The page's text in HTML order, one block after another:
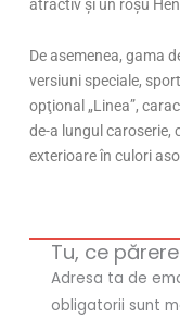
atractiv şi un roşu
De asemenea, gama
versiuni speciale,
opţional „Linea”,
de-a lungul caroserie,
exterioare în culori
Tu, ce
Adresa ta de
obligatorii sunt